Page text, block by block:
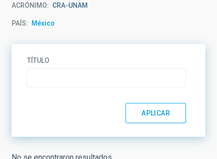
ACRÓNIMO CRA-UNAM
PAÍS México
TÍTULO